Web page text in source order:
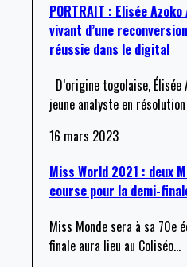
PORTRAIT : Elisée Azoko
vivant d’une
réussie dans le digital
D’origine togolaise, Élisée
jeune analyste en
16 mars 2023
Miss World 2021 : deux
course pour la demi-
Miss Monde sera à sa 70e
finale aura lieu au Coliséo…